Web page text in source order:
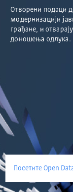
Отворени подаци
модернизацији
грађане, и
доношења одлука.
Посетите Open